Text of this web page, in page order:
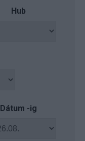
Hub
Dátum -ig